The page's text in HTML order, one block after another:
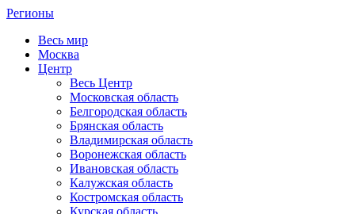
Регионы
Весь мир
Москва
Центр
Весь Центр
Московская область
Белгородская область
Брянская область
Владимирская область
Воронежская область
Ивановская область
Калужская область
Костромская область
Курская область